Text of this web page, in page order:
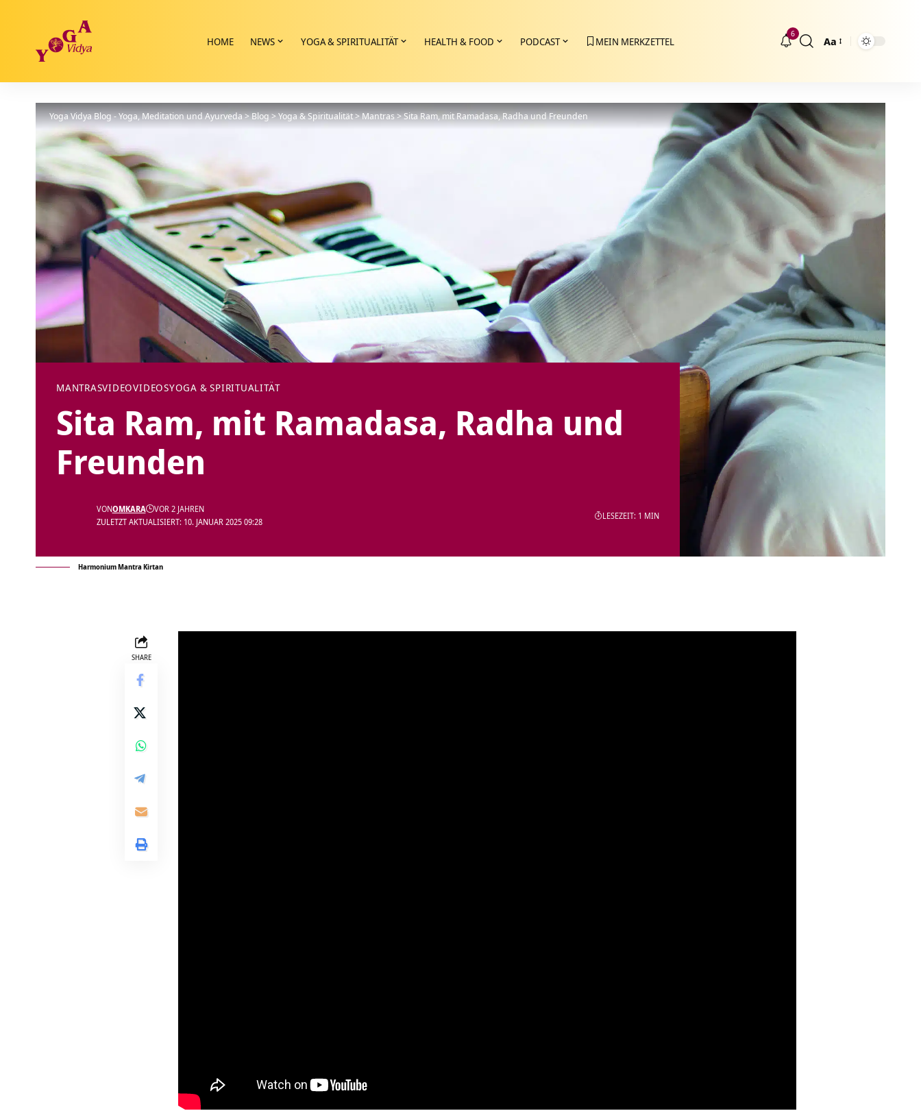
HOME NEWS YOGA & SPIRITUALITÄT HEALTH & FOOD PODCAST MEIN MERKZETTEL
6
Größenänderung
Aa
Yoga Vidya Blog - Yoga, Meditation und Ayurveda>Blog>Yoga & Spiritualität>Mantras>Sita Ram, mit Ramadasa, Radha und Freunden
MANTRASVIDEOVIDEOSYOGA & SPIRITUALITÄT
Sita Ram, mit Ramadasa, Radha und
Freunden
ZULETZT AKTUALISIERT: 10. JANUAR 2025 09:28
VONOMKARA VOR 2 JAHREN
LESEZEIT: 1 MIN
Harmonium Mantra Kirtan
SHARE